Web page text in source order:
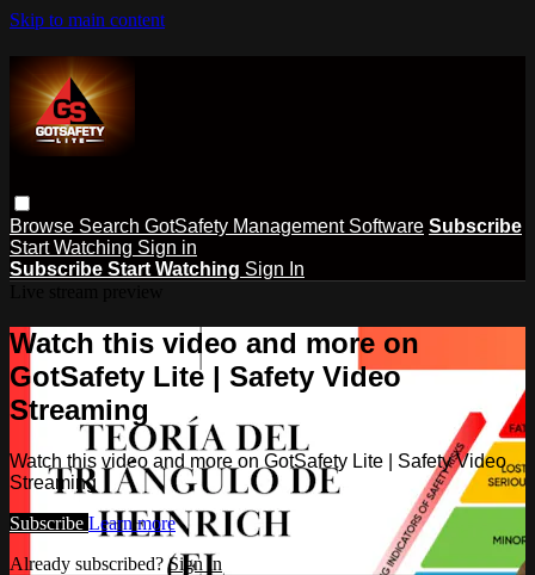
Skip to main content
Browse Search GotSafety Management Software Subscribe
Start Watching Sign in
Subscribe Start Watching Sign In
Watch this video and more on
GotSafety Lite | Safety Video
Streaming
Watch this video and more on GotSafety Lite | Safety Video
Streaming
Subscribe Learn more
Already subscribed?Sign in